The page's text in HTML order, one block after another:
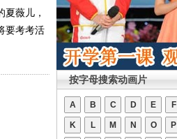
薇儿，
要考考活
按字母搜索动画片
A B C D E F
K L M N O P